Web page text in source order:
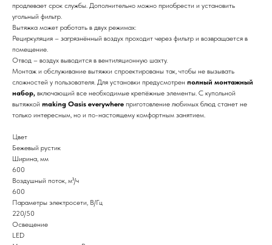
продлевает срок службы. Дополнительно можно приобрести и установить
угольный фильтр.
Вытяжка может работать в двух режимах:
Рециркуляция – загрязнённый воздух проходит через фильтр и возвращается в
помещение.
Отвод – воздух выводится в вентиляционную шахту.
Монтаж и обслуживание вытяжки спроектированы так, чтобы не вызывать
сложностей у пользователя. Для установки предусмотрен полный монтажный
набор, включающий все необходимые крепёжные элементы. С купольной
вытяжкой making Oasis everywhere приготовление любимых блюд станет не
только интересным, но и по-настоящему комфортным занятием.
Цвет
Бежевый рустик
Ширина, мм
600
Воздушный поток, м³/ч
600
Параметры электросети, В/Гц
220/50
Освещение
LED